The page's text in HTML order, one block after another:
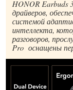
HONOR Earbuds
драйверов,
системой
интеллекта,
разговоров,
Pro оснащены